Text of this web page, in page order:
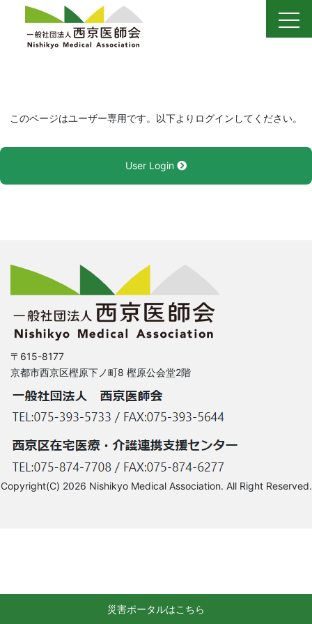
content
このページはユーザー専用です。以下よりログインしてください。
User Login
〒615-8177
京都市西京区樫原下ノ町8 樫原公会堂2階
Copyright(C) 2026 Nishikyo Medical Association. All Right Reserved.
災害ポータルはこちら